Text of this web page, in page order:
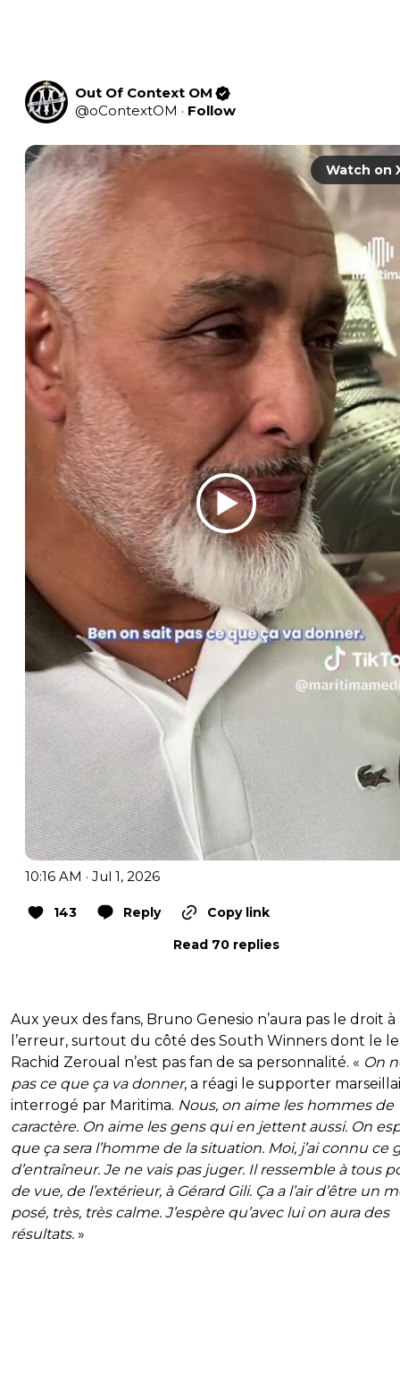
Out Of Context OM
@oContextOM · Follow
Watch on
10:16 AM · Jul 1, 2026
143 Reply
Copy link
Read 70 replies
Aux yeux des fans, Bruno Genesio n’aura pas le droit à
l’erreur, surtout du côté des South Winners dont le
Rachid Zeroual n’est pas fan de sa personnalité. « On
pas ce que ça va donner, a réagi le supporter
interrogé par Maritima. Nous, on aime les hommes de
caractère. On aime les gens qui en jettent aussi. On
que ça sera l’homme de la situation. Moi, j’ai connu ce
d’entraîneur. Je ne vais pas juger. Il ressemble à tous
de vue, de l’extérieur, à Gérard Gili. Ça a l’air d’être un
posé, très, très calme. J’espère qu’avec lui on aura des
résultats. »